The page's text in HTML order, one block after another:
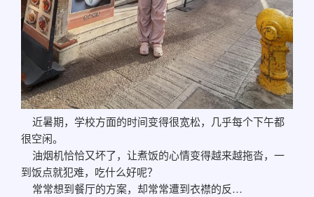
近暑期，学校方面的时间变得很宽松，几乎每个下午都
很空闲。
油烟机恰恰又坏了，让煮饭的心情变得越来越拖沓，一
到饭点就犯难，吃什么好呢？
常常想到餐厅的方案，却常常遭到衣襟的反…